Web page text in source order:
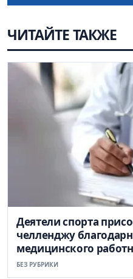
ЧИТАЙТЕ ТАКЖЕ
Деятели спорта
челленджу
медицинского
БЕЗ РУБРИКИ